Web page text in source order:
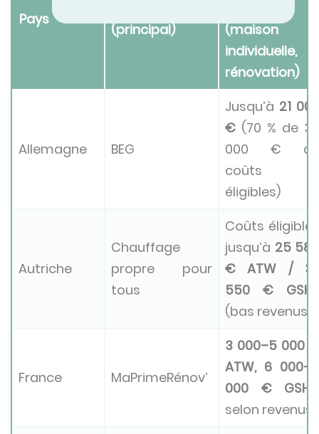
Pays
(principal)
(maison
individuelle,
rénovation)
Allemagne BEG
Jusqu’à 21 000
€ (70 % de 30
000 € de
coûts
éligibles)
Autriche
Chauffage
propre pour
tous
Coûts éligibles
jusqu’à 25 586
€ ATW / 37
550 € GSHP
(bas revenus)
France MaPrimeRénov’
3 000–5 000 €
ATW, 6 000–11
000 € GSHP
selon revenus